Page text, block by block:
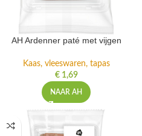
AH Ardenner paté met vijgen
Kaas, vleeswaren, tapas
€1,69
NAAR AH